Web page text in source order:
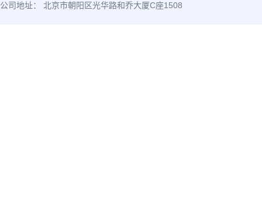
公司地址： 北京市朝阳区光华路和乔大厦C座1508